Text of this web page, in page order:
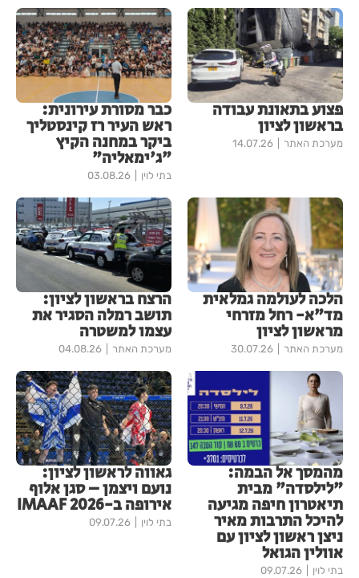
פצוע בתאונת עבודה
בראשון לציון
מערכת האתר 14.07.26
כבר מסורת עירונית:
ראש העיר רז קינסטליך
ביקר במחנה הקיץ
"ג'ימאליה"
בתי לוין 03.08.26
הלכה לעולמה גמלאית
מד"א- רחל מזרחי
מראשון לציון
מערכת האתר 30.07.26
הרצח בראשון לציון:
תושב רמלה הסגיר את
עצמו למשטרה
מערכת האתר 04.08.26
מהמסך אל הבמה:
"לילסדה" מבית
תיאטרון חיפה מגיעה
להיכל התרבות מאיר
ניצן ראשון לציון עם
אוולין הגואל
בתי לוין 09.07.26
גאווה לראשון לציון:
נועם ויצמן – סגן אלוף
אירופה ב-IMAAF 2026
בתי לוין 09.07.26